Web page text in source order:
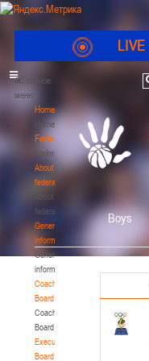
LIVE
Главное
меню
Home
Home
Federation
Federation
About
federation
About
federation
General
information
General
information
Coaching
Board
Coaching
Board
Executive
Board
Boys